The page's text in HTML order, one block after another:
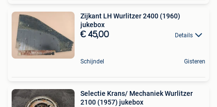
Zijkant LH Wurlitzer 2400 (1960)
jukebox
€ 45,00 Details
Schijndel Gisteren
Selectie Krans/ Mechaniek Wurlitzer
2100 (1957) jukebox